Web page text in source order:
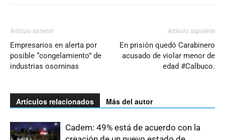
Artículo anterior
Empresarios en alerta por
posible “congelamiento” de
industrias osorninas
Artículo siguiente
En prisión quedó Carabinero
acusado de violar menor de
edad #Calbuco.
Artículos relacionados Más del autor
Cadem: 49% está de acuerdo con la